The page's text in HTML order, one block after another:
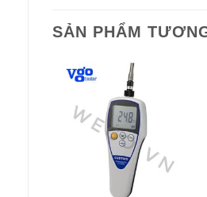
SẢN PHẨM